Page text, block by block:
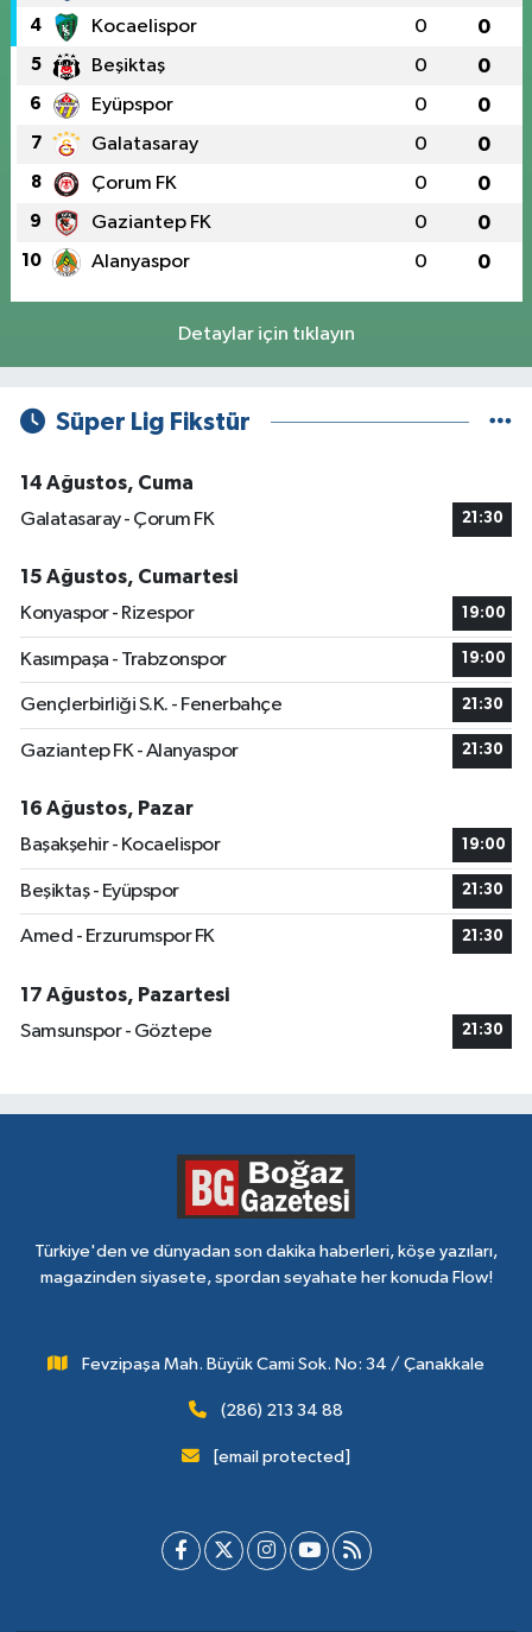
4 Kocaelispor 0 0
5 Beşiktaş 0 0
6 Eyüpspor 0 0
7 Galatasaray 0 0
8 Çorum FK 0 0
9 Gaziantep FK 0 0
10 Alanyaspor 0 0
Detaylar için tıklayın
Süper Lig Fikstür
14 Ağustos, Cuma
Galatasaray - Çorum FK
21:30
15 Ağustos, Cumartesi
Konyaspor - Rizespor
19:00
Kasımpaşa - Trabzonspor 19:00
Gençlerbirliği S.K. - Fenerbahçe 21:30
Gaziantep FK - Alanyaspor 21:30
16 Ağustos, Pazar
Başakşehir - Kocaelispor
19:00
Beşiktaş - Eyüpspor 21:30
Amed - Erzurumspor FK 21:30
17 Ağustos, Pazartesi
Samsunspor - Göztepe
21:30
Türkiye'den ve dünyadan son dakika haberleri, köşe yazıları,
magazinden siyasete, spordan seyahate her konuda Flow!
Fevzipaşa Mah. Büyük Cami Sok. No: 34 / Çanakkale
(286) 213 34 88
[email protected]